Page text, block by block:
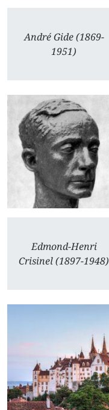
André Gide (1869-
1951)
Edmond-Henri
Crisinel (1897-1948)